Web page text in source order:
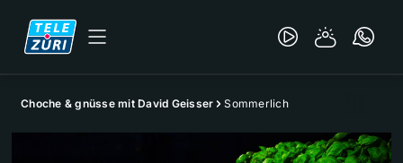
Choche & gnüsse mit David Geisser Sommerlich